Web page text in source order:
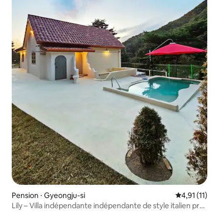
Pension ⋅ Gyeongju-si Évaluation
4,91 (11)
Lily – Villa indépendante indépendante de style italien près